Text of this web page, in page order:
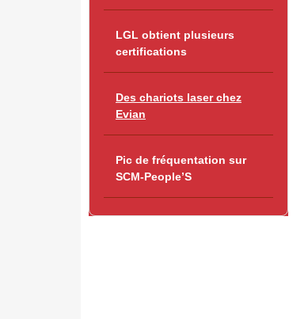
LGL obtient plusieurs
certifications
Des chariots laser chez
Evian
Pic de fréquentation sur
SCM-People’S